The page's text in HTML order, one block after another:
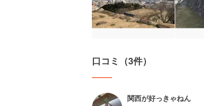
口コミ（3件）
関西が好っきゃねん